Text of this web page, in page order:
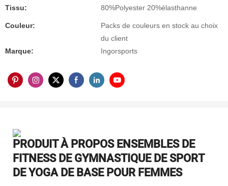
Tissu:
80%Polyester 20%élasthanne
Couleur:
Packs de couleurs en stock au choix
du client
Marque:
Ingorsports
PRODUIT À PROPOSENSEMBLES DE
FITNESS DE GYMNASTIQUE DE SPORT
DE YOGA DE BASE POUR FEMMES